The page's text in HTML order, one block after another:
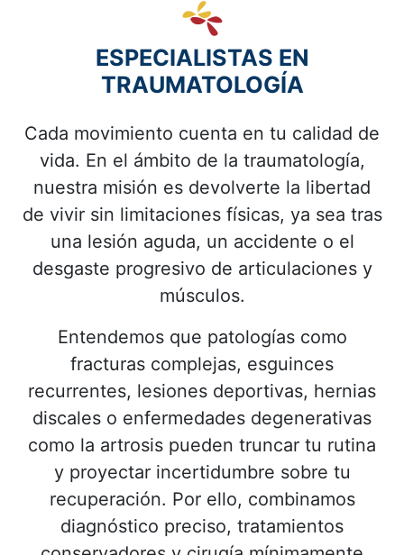
ESPECIALISTAS EN
TRAUMATOLOGÍA
Cada movimiento cuenta en tu calidad de
vida. En el ámbito de la traumatología,
nuestra misión es devolverte la libertad
de vivir sin limitaciones físicas, ya sea tras
una lesión aguda, un accidente o el
desgaste progresivo de articulaciones y
músculos.
Entendemos que patologías como
fracturas complejas, esguinces
recurrentes, lesiones deportivas, hernias
discales o enfermedades degenerativas
como la artrosis pueden truncar tu rutina
y proyectar incertidumbre sobre tu
recuperación. Por ello, combinamos
diagnóstico preciso, tratamientos